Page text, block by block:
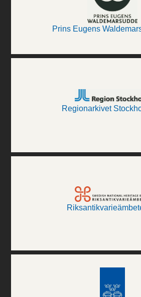
Prins Eugens
Regionarkivet